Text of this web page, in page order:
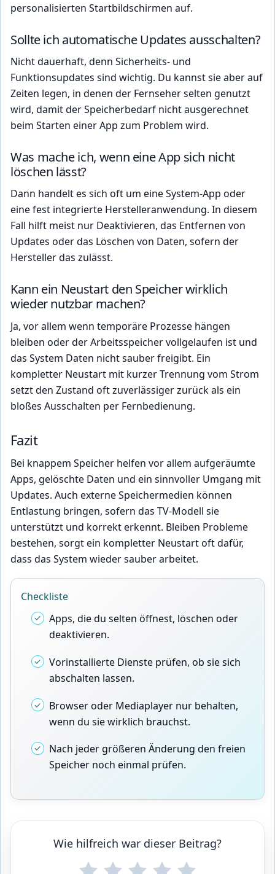
personalisierten Startbildschirmen auf.
Sollte ich automatische Updates ausschalten?
Nicht dauerhaft, denn Sicherheits- und
Funktionsupdates sind wichtig. Du kannst sie aber auf
Zeiten legen, in denen der Fernseher selten genutzt
wird, damit der Speicherbedarf nicht ausgerechnet
beim Starten einer App zum Problem wird.
Was mache ich, wenn eine App sich nicht
löschen lässt?
Dann handelt es sich oft um eine System-App oder
eine fest integrierte Herstelleranwendung. In diesem
Fall hilft meist nur Deaktivieren, das Entfernen von
Updates oder das Löschen von Daten, sofern der
Hersteller das zulässt.
Kann ein Neustart den Speicher wirklich
wieder nutzbar machen?
Ja, vor allem wenn temporäre Prozesse hängen
bleiben oder der Arbeitsspeicher vollgelaufen ist und
das System Daten nicht sauber freigibt. Ein
kompletter Neustart mit kurzer Trennung vom Strom
setzt den Zustand oft zuverlässiger zurück als ein
bloßes Ausschalten per Fernbedienung.
Fazit
Bei knappem Speicher helfen vor allem aufgeräumte
Apps, gelöschte Daten und ein sinnvoller Umgang mit
Updates. Auch externe Speichermedien können
Entlastung bringen, sofern das TV-Modell sie
unterstützt und korrekt erkennt. Bleiben Probleme
bestehen, sorgt ein kompletter Neustart oft dafür,
dass das System wieder sauber arbeitet.
Checkliste
Apps, die du selten öffnest, löschen oder
deaktivieren.
Vorinstallierte Dienste prüfen, ob sie sich
abschalten lassen.
Browser oder Mediaplayer nur behalten,
wenn du sie wirklich brauchst.
Nach jeder größeren Änderung den freien
Speicher noch einmal prüfen.
Wie hilfreich war dieser Beitrag?